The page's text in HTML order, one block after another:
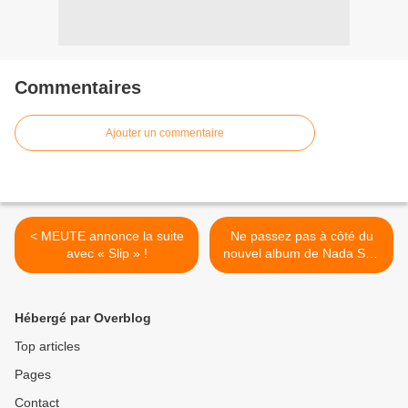
Commentaires
Ajouter un commentaire
< MEUTE annonce la suite
avec « Slip » !
Ne passez pas à côté du
nouvel album de Nada Surf
! >
Hébergé par Overblog
Top articles
Pages
Contact